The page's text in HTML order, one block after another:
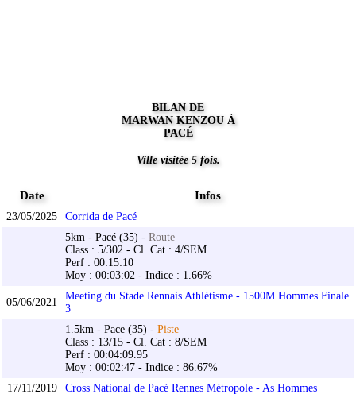
BILAN DE
MARWAN KENZOU À
PACÉ
Ville visitée 5 fois.
Date Infos
23/05/2025
Corrida de Pacé
5km - Pacé (35) - Route
Class : 5/302 - Cl. Cat : 4/SEM
Perf : 00:15:10
Moy : 00:03:02 - Indice : 1.66%
05/06/2021
Meeting du Stade Rennais Athlétisme - 1500M Hommes Finale
3
1.5km - Pace (35) - Piste
Class : 13/15 - Cl. Cat : 8/SEM
Perf : 00:04:09.95
Moy : 00:02:47 - Indice : 86.67%
17/11/2019
Cross National de Pacé Rennes Métropole - As Hommes